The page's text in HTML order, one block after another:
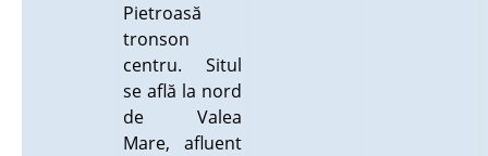
Pietroasă
tronson
centru. Situl
se află la nord
de Valea
Mare, afluent